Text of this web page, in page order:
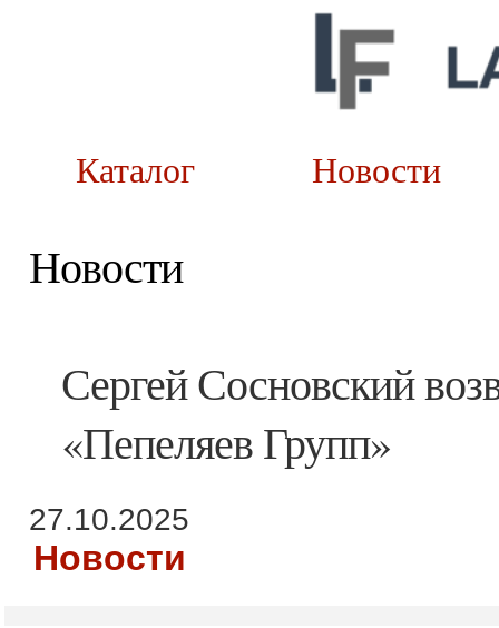
Каталог
Новости
Сергей Сосновский
«Пепеляев Групп»
27.10.2025
Новости